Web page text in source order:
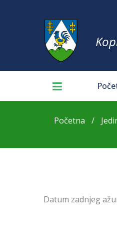
Početna
Datum zadnjeg